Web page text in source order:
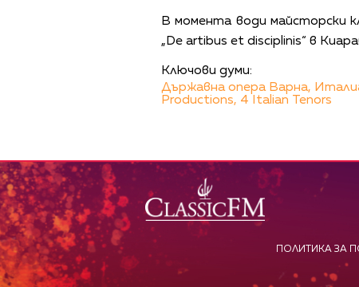
В момента води майсторски
„De artibus et disciplinis“ в
Ключови думи:
Държавна опера Варна,
Productions, 4 Italian Tenors
ПОЛИТИКА ЗА